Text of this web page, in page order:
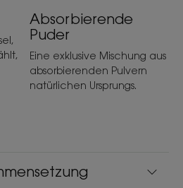
Absorbierende
Puder
Eine exklusive Mischung aus
absorbierenden Pulvern
natürlichen Ursprungs.